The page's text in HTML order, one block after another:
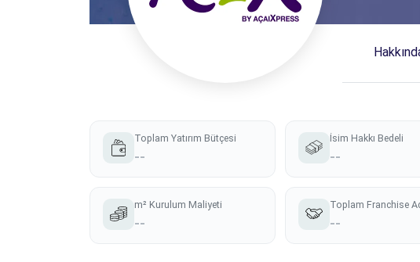
Toplam Yatırım Bütçesi
--
İsim Hakkı Bedeli
--
m² Kurulum Maliyeti
--
Toplam Franchise
--